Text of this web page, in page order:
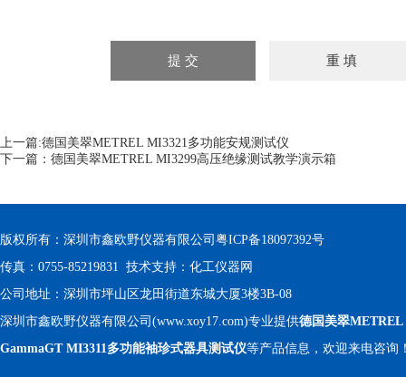
上一篇:德国美翠METREL MI3321多功能安规测试仪
下一篇： 德国美翠METREL MI3299高压绝缘测试教学演示箱
版权所有：深圳市鑫欧野仪器有限公司 粤ICP备18097392号
传真：0755-85219831 技术支持： 化工仪器网
公司地址：深圳市坪山区龙田街道东城大厦3楼3B-08
深圳市鑫欧野仪器有限公司(www.xoy17.com)专业提供德国美翠METREL
GammaGT MI3311多功能袖珍式器具测试仪等产品信息，欢迎来电咨询